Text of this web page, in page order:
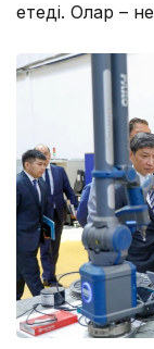
етеді. Олар –